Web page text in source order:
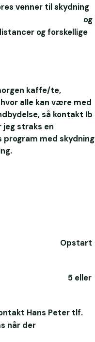
venner til skydning
og
og forskellige
kaffe/te,
alle kan være med
så kontakt Ib
jeg straks en
program med skydning
Peter tlf.
når der